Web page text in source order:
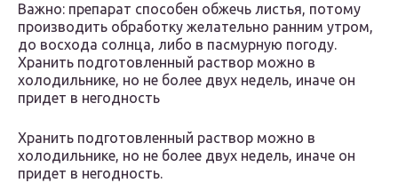
Важно: препарат способен обжечь листья, потому
производить обработку желательно ранним утром,
до восхода солнца, либо в пасмурную погоду.
Хранить подготовленный раствор можно в
холодильнике, но не более двух недель, иначе он
придет в негодность
Хранить подготовленный раствор можно в
холодильнике, но не более двух недель, иначе он
придет в негодность.